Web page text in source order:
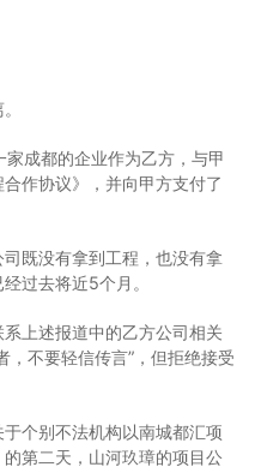
成都的企业作为乙方，与甲
作协议》，并向甲方支付了
既没有拿到工程，也没有拿
过去将近5个月。
上述报道中的乙方公司相关
，不要轻信传言”，但拒绝接受
个别不法机构以南城都汇项
第二天，山河玖璋的项目公